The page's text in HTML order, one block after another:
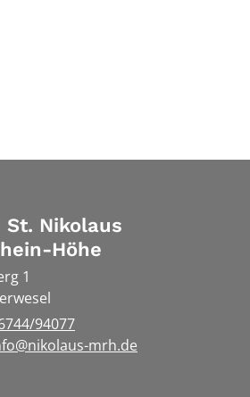
St. Nikolaus
Höhe
1
94077
mrh.de